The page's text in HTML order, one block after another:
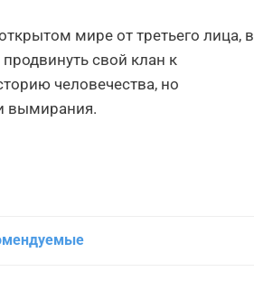
мире от третьего лица, в
свой клан к
человечества, но
вымирания.